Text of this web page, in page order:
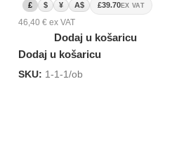
£ $ ¥ A$ £39.70 EX VAT
46,40 € ex VAT
Dodaj u košaricu
Dodaj u košaricu
SKU: 1-1-1/ob